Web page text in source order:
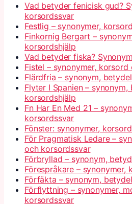
Vad betyder fenicisk gud?
korsordssvar
Festlig – synonymer,
Finkornig Bergart –
korsordshjälp
Vad betyder fiska?
Fistel – synonymer,
Flärdfria – synonym,
Flyter I Spanien –
korsordshjälp
Fn Har En Med 21 –
korsordssvar
Fönster: synonymer,
För Pragmatisk Ledare –
och korsordssvar
Förbryllad – synonym,
Förespråkare –
Förfäkta – synonym,
Förflyttning – synonymer,
korsordssvar